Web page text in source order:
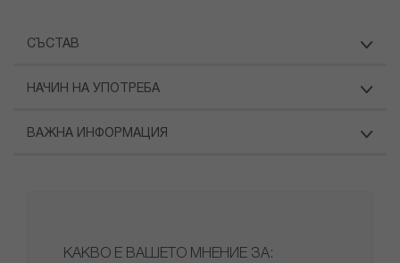
СЪСТАВ
НАЧИН НА УПОТРЕБА
ВАЖНА ИНФОРМАЦИЯ
КАКВО Е ВАШЕТО МНЕНИЕ ЗА: